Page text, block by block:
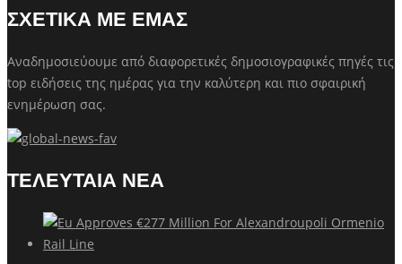
ΣΧΕΤΙΚΑ ΜΕ ΕΜΑΣ
Αναδημοσιεύουμε από διαφορετικές δημοσιογραφικές πηγές τις
top ειδήσεις της ημέρας για την καλύτερη και πιο σφαιρική
ενημέρωση σας.
ΤΕΛΕΥΤΑΙΑ ΝΕΑ